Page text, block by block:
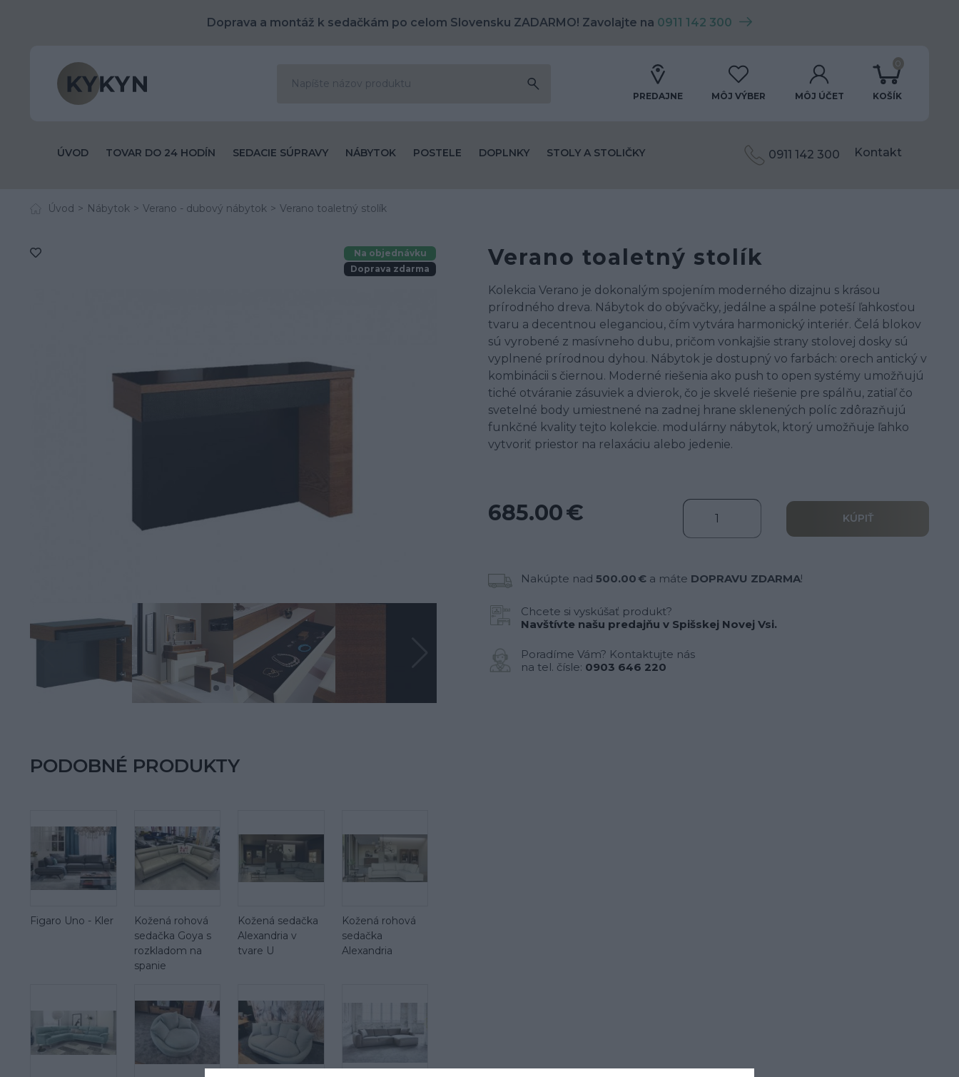
Doprava a montáž k sedačkám po celom Slovensku ZADARMO! Zavolajte na 0911 142 300
PREDAJNE MÔJ VÝBER MÔJ ÚČET KOŠÍK
0
ÚVOD TOVAR DO 24 HODÍN SEDACIE SÚPRAVY NÁBYTOK POSTELE DOPLNKY STOLY A STOLIČKY 0911 142 300 Kontakt
Úvod Nábytok Verano - dubový nábytok Verano toaletný stolík
Verano toaletný stolík
Kolekcia Verano je dokonalým spojením moderného dizajnu s krásou
prírodného dreva. Nábytok do obývačky, jedálne a spálne poteší ľahkosťou
tvaru a decentnou eleganciou, čím vytvára harmonický interiér. Čelá blokov
sú vyrobené z masívneho dubu, pričom vonkajšie strany stolovej dosky sú
vyplnené prírodnou dyhou. Nábytok je dostupný vo farbách: orech antický v
kombinácii s čiernou. Moderné riešenia ako push to open systémy umožňujú
tiché otváranie zásuviek a dvierok, čo je skvelé riešenie pre spálňu, zatiaľ čo
svetelné body umiestnené na zadnej hrane sklenených políc zdôrazňujú
funkčné kvality tejto kolekcie. modulárny nábytok, ktorý umožňuje ľahko
vytvoriť priestor na relaxáciu alebo jedenie.
685.00 € KÚPIŤ
Nakúpte nad 500.00 € a máte DOPRAVU ZDARMA!
Chcete si vyskúšať produkt?
Navštívte našu predajňu v Spišskej Novej Vsi.
Poradíme Vám? Kontaktujte nás
na tel. čísle: 0903 646 220
Na objednávku
Doprava zdarma
PODOBNÉ PRODUKTY
Figaro Uno - Kler
Kožená rohová
sedačka Goya s
rozkladom na
spanie
Kožená sedačka
Alexandria v
tvare U
Kožená rohová
sedačka
Alexandria